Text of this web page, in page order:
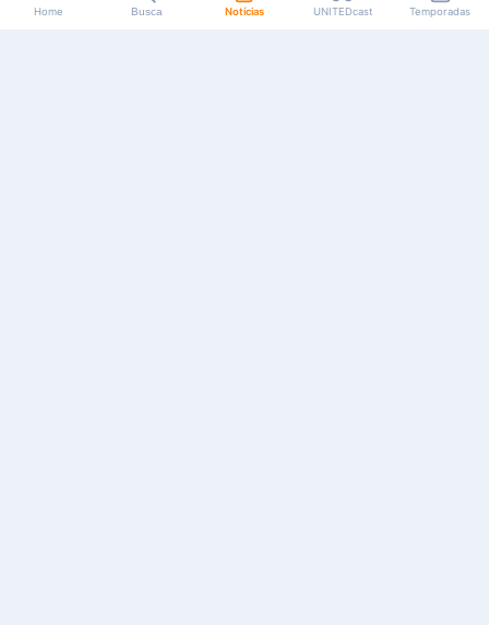
Home Busca Notícias UNITEDcast Temporadas